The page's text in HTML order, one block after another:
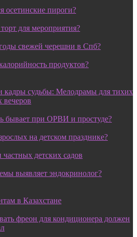
осетинские пироги?
для мероприятия?
свежей черешни в Спб?
продуктов?
судьбы: Мелодрамы для тихих
вечеров
бывает при ОРВИ и простуде?
на детском празднике?
детских садов
выявляет эндокринолог?
в Казахстане
фреон для кондиционера должен